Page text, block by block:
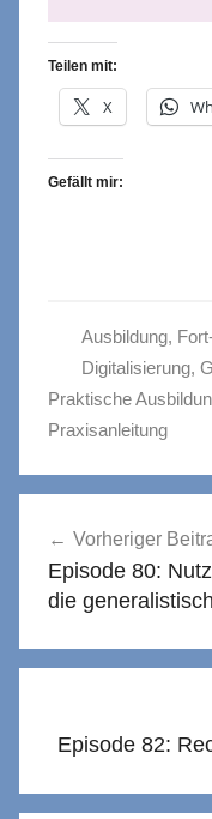
Teilen mit:
X
Gefällt mir:
Ausbildung,
Digitalisierung,
Praktische
Praxisanleitung
Vorheriger
Episode 80:
die
Episode 82: